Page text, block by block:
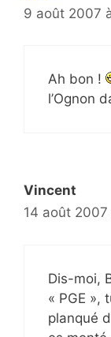
9 août 2007
Ah bon !
l’Ognon
Vincent
14 août 2007
Dis-moi,
« PGE »,
planqué